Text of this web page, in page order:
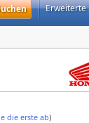
Erweiterte
die erste ab)